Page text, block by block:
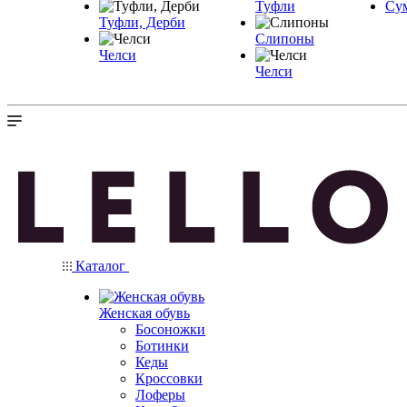
Туфли, Дерби
Челси
Туфли
Слипоны
Челси
Каталог
Женская обувь
Босоножки
Ботинки
Кеды
Кроссовки
Лоферы